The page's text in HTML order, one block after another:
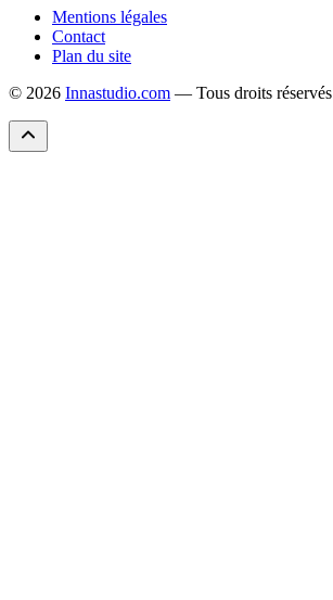
Mentions légales
Contact
Plan du site
© 2026 Innastudio.com — Tous droits réservés